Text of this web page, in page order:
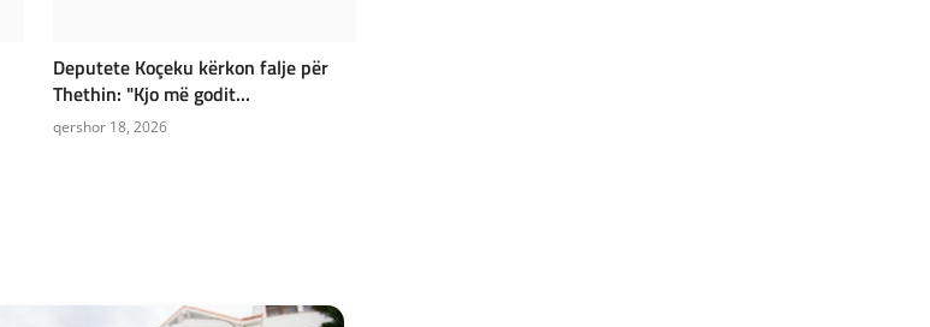
Deputete Koçeku kërkon falje për
Thethin: "Kjo më godit...
qershor 18, 2026